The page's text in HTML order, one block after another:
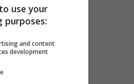
terzo posto
di prima
use your
purposes:
and content
development